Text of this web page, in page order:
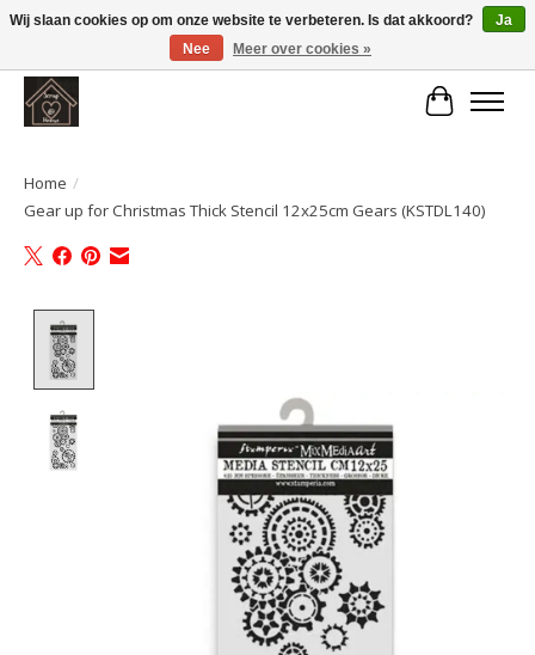
Large selection of products and fast shipping!
Home /
Gear up for Christmas Thick Stencil 12x25cm Gears (KSTDL140)
Wij slaan cookies op om onze website te verbeteren. Is dat akkoord?
Ja
Nee
Meer over cookies »